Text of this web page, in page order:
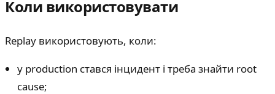
Коли використовувати
Replay використовують, коли:
у production стався інцидент і треба знайти root
cause;